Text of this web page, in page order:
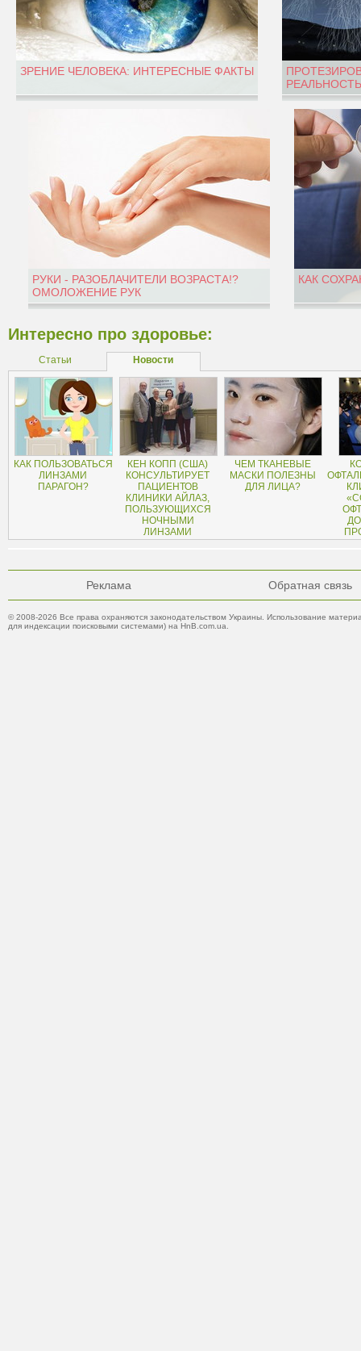
ЗРЕНИЕ ЧЕЛОВЕКА: ИНТЕРЕСНЫЕ ФАКТЫ
РУКИ - РАЗОБЛАЧИТЕЛИ ВОЗРАСТА!?
ОМОЛОЖЕНИЕ РУК
КАК
Интересно про здоровье:
Статьи Новости
КАК ПОЛЬЗОВАТЬСЯ
ЛИНЗАМИ
ПАРАГОН?
КЕН КОПП (США)
КОНСУЛЬТИРУЕТ
ПАЦИЕНТОВ
КЛИНИКИ АЙЛАЗ,
ПОЛЬЗУЮЩИХСЯ
НОЧНЫМИ
ЛИНЗАМИ
ЧЕМ ТКАНЕВЫЕ
МАСКИ ПОЛЕЗНЫ
ДЛЯ ЛИЦА?
Реклама Обратная связь
© 2008-2026 Все права охраняются законодательством Украины. Использование
для индексации поисковыми системами) на HnB.com.ua.